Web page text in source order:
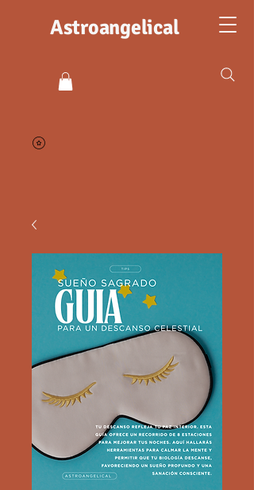
Astroangelical